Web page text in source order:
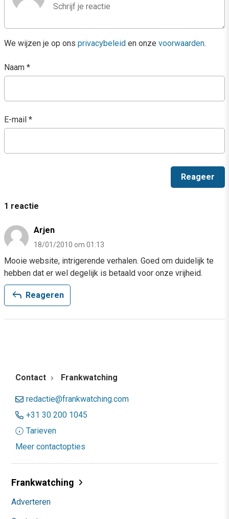
We wijzen je op ons privacybeleid en onze voorwaarden.
Naam *
E-mail *
1 reactie
Arjen
18/01/2010 om 01:13
Mooie website, intrigerende verhalen. Goed om duidelijk te
hebben dat er wel degelijk is betaald voor onze vrijheid.
reply Reageren
Contact Frankwatching
redactie@frankwatching.com
+31 30 200 1045
Tarieven
Meer contactopties
Frankwatching
Adverteren